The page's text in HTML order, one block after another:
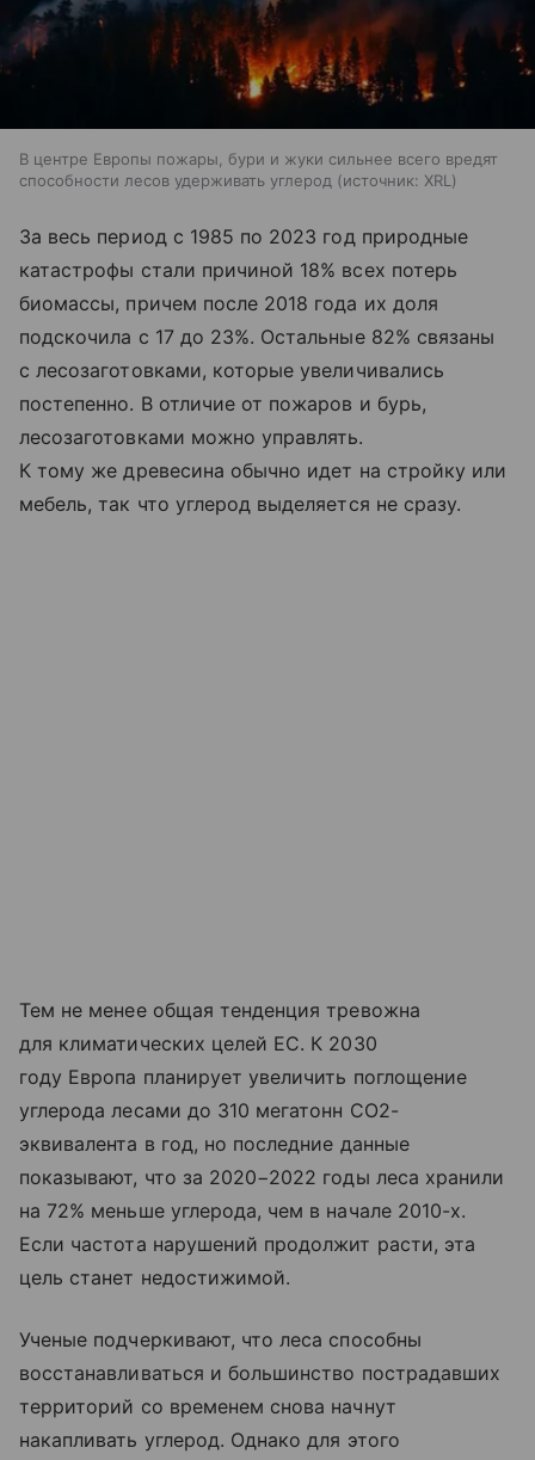
В центре Европы пожары, бури и жуки сильнее всего вредят
способности лесов удерживать углерод
источник: XRL
За весь период с 1985 по 2023 год природные
катастрофы стали причиной 18% всех потерь
биомассы, причем после 2018 года их доля
подскочила с 17 до 23%. Остальные 82% связаны
с лесозаготовками, которые увеличивались
постепенно. В отличие от пожаров и бурь,
лесозаготовками можно управлять.
К тому же древесина обычно идет на стройку или
мебель, так что углерод выделяется не сразу.
Тем не менее общая тенденция тревожна
для климатических целей ЕС. К 2030
году Европа планирует увеличить поглощение
углерода лесами до 310 мегатонн CO2-
эквивалента в год, но последние данные
показывают, что за 2020−2022 годы леса хранили
на 72% меньше углерода, чем в начале 2010-х.
Если частота нарушений продолжит расти, эта
цель станет недостижимой.
Ученые подчеркивают, что леса способны
восстанавливаться и большинство пострадавших
территорий со временем снова начнут
накапливать углерод. Однако для этого